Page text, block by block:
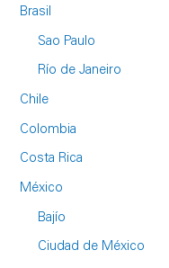
Brasil
Sao Paulo
Río de Janeiro
Chile
Colombia
Costa Rica
México
Bajío
Ciudad de México